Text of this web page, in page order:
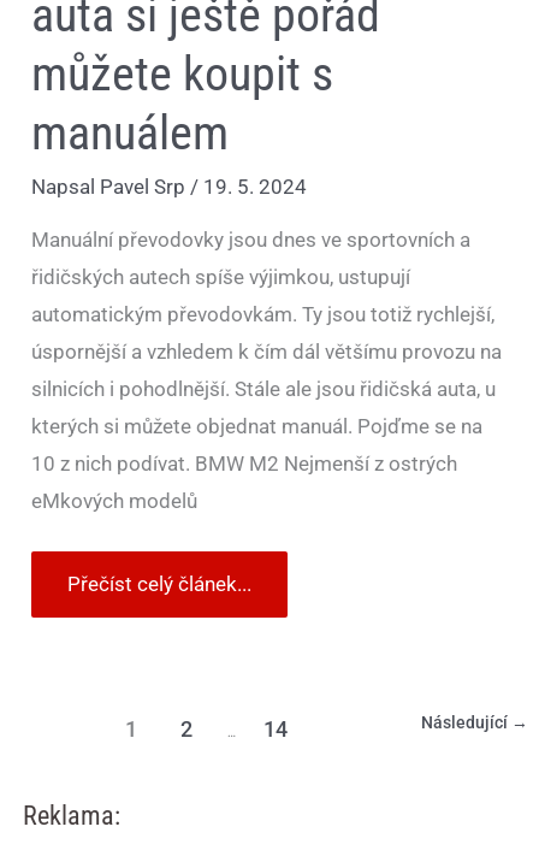
auta si ještě pořád
můžete koupit s
manuálem
Napsal Pavel Srp/ 19. 5. 2024
Manuální převodovky jsou dnes ve sportovních a
řidičských autech spíše výjimkou, ustupují
automatickým převodovkám. Ty jsou totiž rychlejší,
úspornější a vzhledem k čím dál většímu provozu na
silnicích i pohodlnější. Stále ale jsou řidičská auta, u
kterých si můžete objednat manuál. Pojďme se na
10 z nich podívat. BMW M2 Nejmenší z ostrých
eMkových modelů
Přečíst celý článek...
1 2 … 14 Následující →
Reklama: